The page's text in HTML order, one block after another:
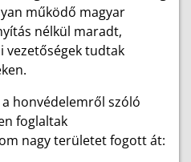
működő magyar
nélkül maradt,
vezetőségek tudtak
honvédelemről szóló
foglaltak
nagy területet fogott át: